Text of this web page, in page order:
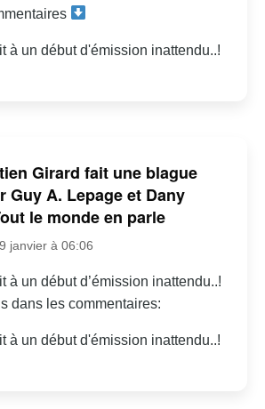
à un début d'émission inattendu..!
Girard fait une blague
Guy A. Lepage et Dany
le monde en parle
janvier à 06:06
à un début d’émission inattendu..!
dans les commentaires:
à un début d'émission inattendu..!